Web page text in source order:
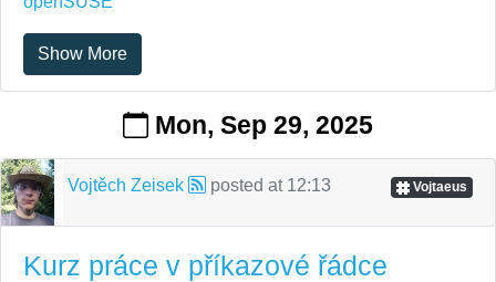
Show More
Mon, Sep 29, 2025
Vojtěch Zeisek posted at 12:13 Vojtaeus
Kurz práce v příkazové řádce